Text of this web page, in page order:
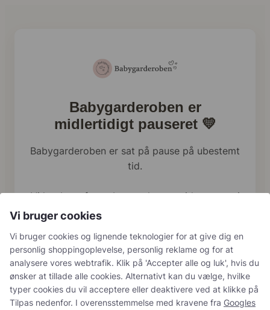
Babygarderoben er
midlertidigt pauseret 💛
Babygarderoben er sat på pause på ubestemt
tid.
Vi har brug for at bruge al vores tid og energi
på familien lige nu, og webshoppen holder
Har du tidligere bestilt hos os, håndterer vi
naturligvis stadig returneringer, reklamationer
og spørgsmål som normalt.
Vi bruger cookies
Vi bruger cookies og lignende teknologier for at give dig en
personlig shoppingoplevelse, personlig reklame og for at
analysere vores webtrafik. Klik på 'Accepter alle og luk', hvis du
ønsker at tillade alle cookies. Alternativt kan du vælge, hvilke
typer cookies du vil acceptere eller deaktivere ved at klikke på
Tilpas nedenfor. I overensstemmelse med kravene fra Googles